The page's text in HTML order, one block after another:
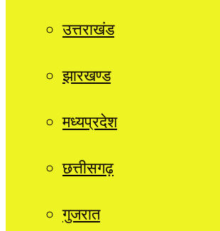
उत्तराखंड
झारखण्ड
मध्यप्रदेश
छत्तीसगढ़
गुजरात